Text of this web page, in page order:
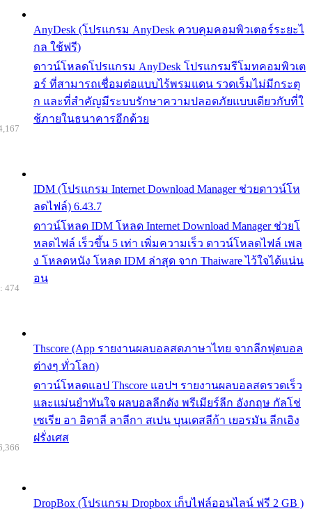
AnyDesk (โปรแกรม AnyDesk ควบคุมคอมพิวเตอร์ระยะไ
กล ใช้ฟรี)
ดาวน์โหลดโปรแกรม AnyDesk โปรแกรมรีโมทคอมพิวเต
อร์ ที่สามารถเชื่อมต่อแบบไร้พรมแดน รวดเร็มไม่มีกระตุ
ก และที่สำคัญมีระบบรักษาความปลอดภัยแบบเดียวกับที่ใ
ช้ภายในธนาคารอีกด้วย
IDM (โปรแกรม Internet Download Manager ช่วยดาวน์โห
ลดไฟล์) 6.43.7
ดาวน์โหลด IDM โหลด Internet Download Manager ช่วยโ
หลดไฟล์ เร็วขึ้น 5 เท่า เพิ่มความเร็ว ดาวน์โหลดไฟล์ เพล
ง โหลดหนัง โหลด IDM ล่าสุด จาก Thaiware ไว้ใจได้แน่น
อน
Thscore (App รายงานผลบอลสดภาษาไทย จากลีกฟุตบอล
ต่างๆ ทั่วโลก)
ดาวน์โหลดแอป Thscore แอปฯ รายงานผลบอลสดรวดเร็ว
และแม่นยำทันใจ ผลบอลลีกดัง พรีเมียร์ลีก อังกฤษ กัลโช่
เซเรีย อา อิตาลี ลาลีกา สเปน บุนเดสลีก้า เยอรมัน ลีกเอิง
ฝรั่งเศส
474
DropBox (โปรแกรม Dropbox เก็บไฟล์ออนไลน์ ฟรี 2 GB )